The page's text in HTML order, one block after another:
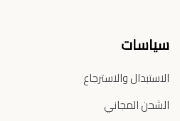
سياسات
الاستبدال والاسترجاع
الشحن المجاني